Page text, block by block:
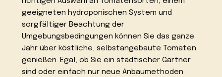
geeigneten hydroponischen System und
sorgfältiger Beachtung der
Umgebungsbedingungen können Sie das ganze
Jahr über köstliche, selbstangebaute Tomaten
genießen. Egal, ob Sie ein städtischer Gärtner
sind oder einfach nur neue Anbaumethoden